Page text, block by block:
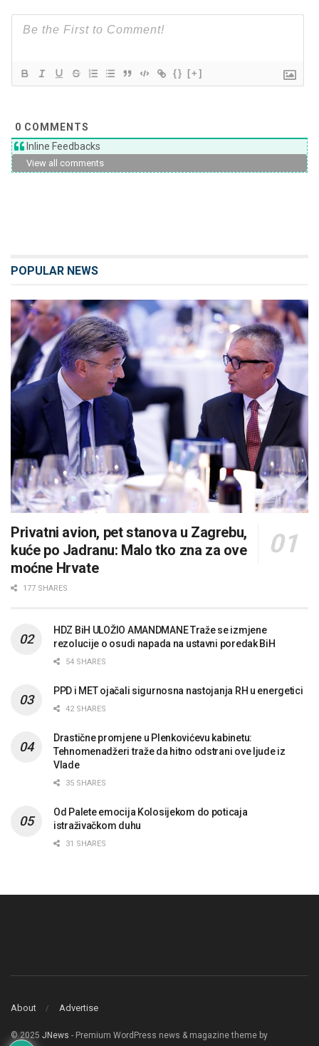
{} [+]
0 COMMENTS
Inline Feedbacks
View all comments
POPULAR NEWS
Privatni avion, pet stanova u Zagrebu,
kuće po Jadranu: Malo tko zna za ove
moćne Hrvate
177 SHARES
HDZ BiH ULOŽIO AMANDMANE Traže se izmjene
rezolucije o osudi napada na ustavni poredak BiH
54 SHARES
PPD i MET ojačali sigurnosna nastojanja RH u energetici
42 SHARES
Drastične promjene u Plenkovićevu kabinetu:
Tehnomenadžeri traže da hitno odstrani ove ljude iz
Vlade
35 SHARES
Od Palete emocija Kolosijekom do poticaja
istraživačkom duhu
31 SHARES
About Advertise
© 2025 JNews - Premium WordPress news & magazine theme by